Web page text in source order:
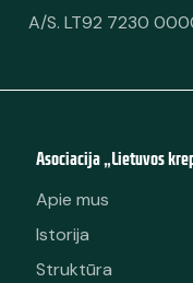
A/S. LT92 7230
Asociacija „Lietuvos
Apie mus
Istorija
Struktūra